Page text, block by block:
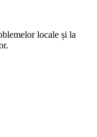
locale și la